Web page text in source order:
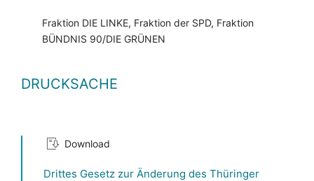
Fraktion DIE LINKE, Fraktion der SPD, Fraktion
BÜNDNIS 90/DIE GRÜNEN
DRUCKSACHE
Download
Drittes Gesetz zur Änderung des Thüringer